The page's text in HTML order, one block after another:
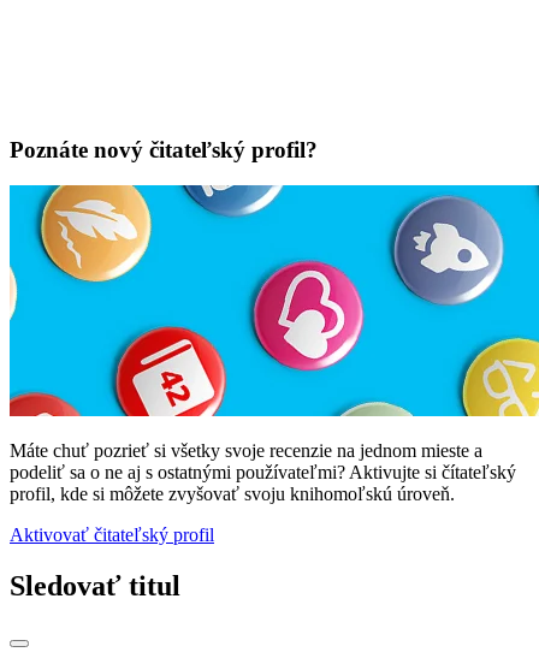
Poznáte nový čitateľský profil?
Máte chuť pozrieť si všetky svoje recenzie na jednom mieste a
podeliť sa o ne aj s ostatnými používateľmi? Aktivujte si čítateľský
profil, kde si môžete zvyšovať svoju knihomoľskú úroveň.
Aktivovať čitateľský profil
Sledovať titul